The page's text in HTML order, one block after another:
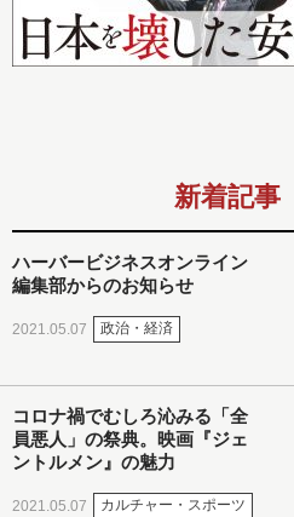
新着記事
ハーバービジネスオンライン
編集部からのお知らせ
2021.05.07 政治・経済
コロナ禍でむしろ沁みる「全
員悪人」の祭典。映画『ジェ
ントルメン』の魅力
2021.05.07 カルチャー・スポーツ